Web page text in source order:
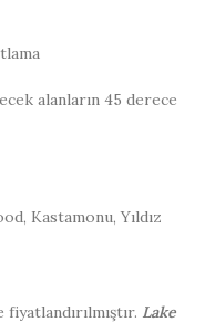
alanların 45 derece
Kastamonu, Yıldız
Lake